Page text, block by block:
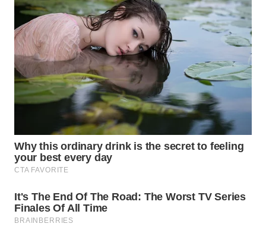
WN
INDRAMAYU
KUNINGAN
MAJALENGKA
WN
SUBANG
WN
SUKABUMI